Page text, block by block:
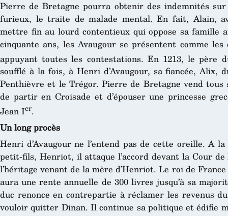
Pierre de Bretagne pourra obtenir des indemnités
furieux, le traite de malade mental. En fait, Alain,
mettre fin au lourd contentieux qui oppose sa famille
cinquante ans, les Avaugour se présentent comme
appuyant toutes les contestations. En 1213, le père
soufflé à la fois, à Henri d’Avaugour, sa fiancée, Alix,
Penthièvre et le Trégor. Pierre de Bretagne vend tous
de partir en Croisade et d’épouser une princesse
Jean Ier.
Un long procès
Henri d’Avaugour ne l’entend pas de cette oreille. A
petit-fils, Henriot, il attaque l’accord devant la Cour
l’héritage venant de la mère d’Henriot. Le roi de
aura une rente annuelle de 300 livres jusqu’à sa
duc renonce en contrepartie à réclamer les revenus
vouloir quitter Dinan. Il continue sa politique et édifie